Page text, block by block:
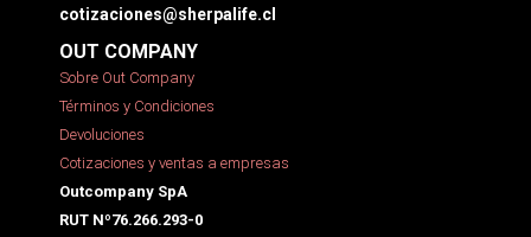
cotizaciones@sherpalife.cl
OUT COMPANY
Sobre Out Company
Términos y Condiciones
Devoluciones
Cotizaciones y ventas a empresas
Outcompany SpA
RUT Nº76.266.293-0